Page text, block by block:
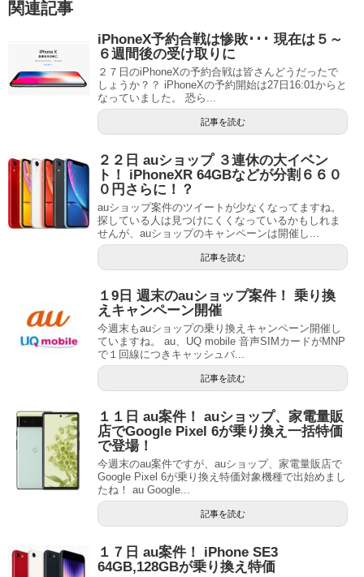
関連記事
iPhoneX予約合戦は惨敗･･･ 現在は５～
６週間後の受け取りに
２７日のiPhoneXの予約合戦は皆さんどうだったで
しょうか？？ iPhoneXの予約開始は27日16:01からと
なっていました。 恐ら...
記事を読む
２２日 auショップ ３連休の大イベン
ト！ iPhoneXR 64GBなどが分割６６０
０円さらに！？
auショップ案件のツイートが少なくなってますね。
探している人は見つけにくくなっているかもしれま
せんが、auショップのキャンペーンは開催し...
記事を読む
１9日 週末のauショップ案件！ 乗り換
えキャンペーン開催
今週末もauショップの乗り換えキャンペーン開催し
ていますね。 au、UQ mobile 音声SIMカードがMNP
で１回線につきキャッシュバ...
記事を読む
１１日 au案件！ auショップ、家電量販
店でGoogle Pixel 6が乗り換え一括特価
で登場！
今週末のau案件ですが、auショップ、家電量販店で
Google Pixel 6が乗り換え特価対象機種で出始めまし
たね！ au Google...
記事を読む
１７日 au案件！ iPhone SE3
64GB,128GBが乗り換え特価